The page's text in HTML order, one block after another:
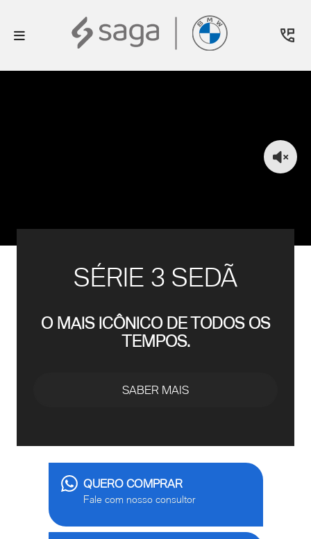
SÉRIE 3 SEDÃ
O MAIS ICÔNICO DE TODOS OS
TEMPOS.
SABER MAIS
QUERO COMPRAR
Fale com nosso consultor